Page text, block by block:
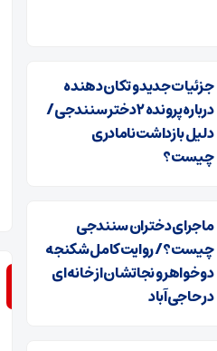
جزئیات جدید و تکان دهنده
درباره پرونده ۲ دختر سنندجی/
دلیل بازداشت نامادری
چیست؟
ماجرای دختران سنندجی
چیست؟ / روایت کامل شکنجه
دو خواهر و نجاتشان از خانه‌ای
در حاجی‌آباد